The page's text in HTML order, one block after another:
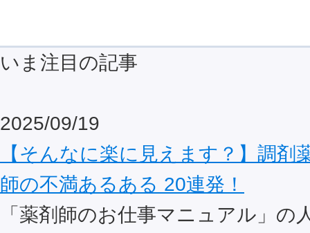
いま注目の記事
2025/09/19
【そんなに楽に見えます？】調剤
師の不満あるある 20連発！
「薬剤師のお仕事マニュアル」の